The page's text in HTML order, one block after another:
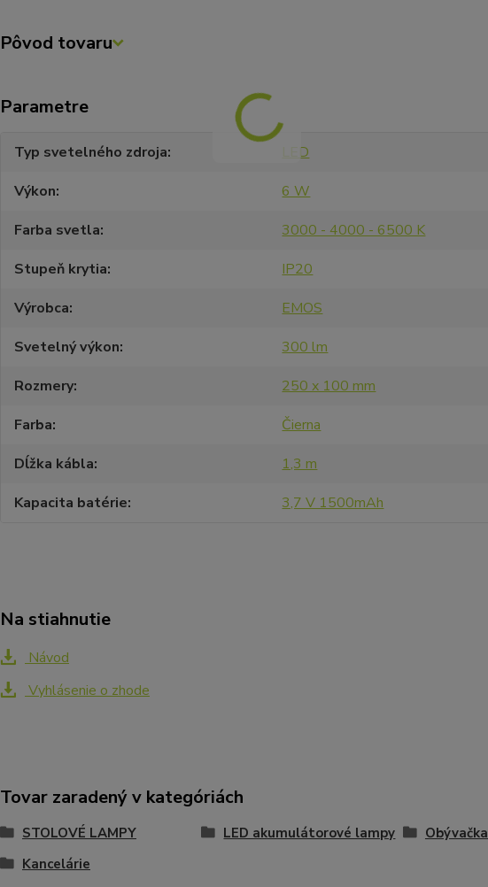
Pôvod tovaru
Parametre
Typ svetelného zdroja
LED
Výkon
6 W
Farba svetla
3000 - 4000 - 6500 K
Stupeň krytia
IP20
Výrobca
EMOS
Svetelný výkon
300 lm
Rozmery
250 x 100 mm
Farba
Čierna
Dĺžka kábla
1,3 m
Kapacita batérie
3,7 V 1500mAh
Na stiahnutie
Návod
Vyhlásenie o zhode
Tovar zaradený v kategóriách
STOLOVÉ LAMPY LED akumulátorové lampy Obývačka
Kancelárie